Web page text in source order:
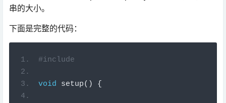
串的大小。
下面是完整的代码：
#include
void setup() {